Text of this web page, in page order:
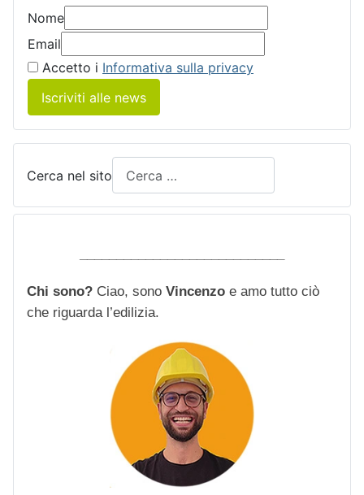
Nome
Email
Accetto i Informativa sulla privacy
Iscriviti alle news
Cerca nel sito
Chi sono? Ciao, sono Vincenzo e amo tutto ciò
che riguarda l’edilizia.